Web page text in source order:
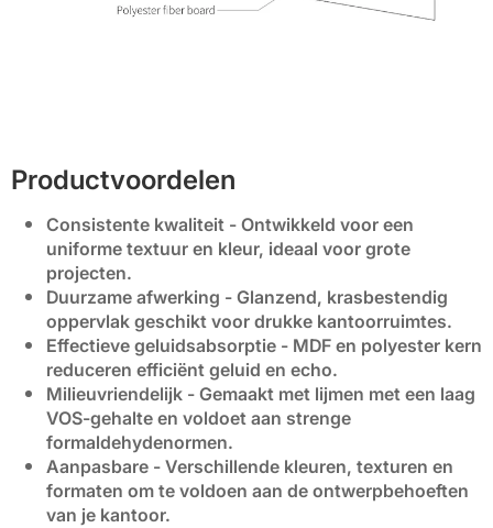
Productvoordelen
Consistente kwaliteit - Ontwikkeld voor een
uniforme textuur en kleur, ideaal voor grote
projecten.
Duurzame afwerking - Glanzend, krasbestendig
oppervlak geschikt voor drukke kantoorruimtes.
Effectieve geluidsabsorptie - MDF en polyester kern
reduceren efficiënt geluid en echo.
Milieuvriendelijk - Gemaakt met lijmen met een laag
VOS-gehalte en voldoet aan strenge
formaldehydenormen.
Aanpasbare - Verschillende kleuren, texturen en
formaten om te voldoen aan de ontwerpbehoeften
van je kantoor.